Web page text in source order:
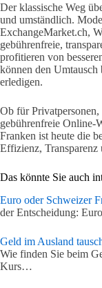
Der klassische Weg
und umständlich.
ExchangeMarket.ch,
gebührenfreie,
profitieren von
können den Umtausch
erledigen.
Ob für
gebührenfreie Online-
Franken ist heute die
Effizienz, Transparenz
Das könnte Sie auch
Euro oder Schweizer
der Entscheidung:
Geld im Ausland
Wie finden Sie beim
Kurs…